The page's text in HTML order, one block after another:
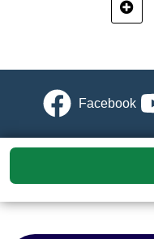
Facebook